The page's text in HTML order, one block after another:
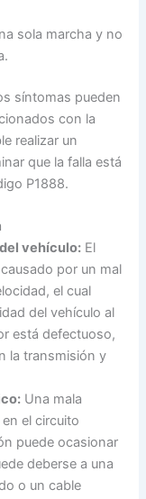
sola marcha y no
síntomas pueden
con la
realizar un
que la falla está
P1888.
vehículo: El
por un mal
el cual
del vehículo al
está defectuoso,
la transmisión y
Una mala
el circuito
puede ocasionar
deberse a una
o un cable